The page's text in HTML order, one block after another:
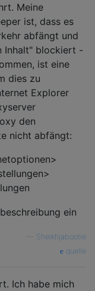
Meine
ist, dass es
abfängt und
Inhalt" blockiert -
ist eine
dies zu
Explorer
den
nicht abfängt:
Sheikhjabootie
quelle
Ich habe mich